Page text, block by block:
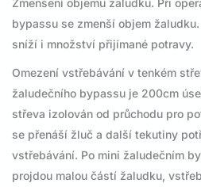
bypassu se zmenší objem
sníží i množství přijímané potravy.
Omezení vstřebávání v tenkém
žaludečního bypassu je 200cm
střeva izolován od průchodu pro
se přenáší žluč a další tekutiny
vstřebávání. Po mini žaludečním
projdou malou částí žaludku,